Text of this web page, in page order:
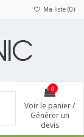
Ma liste (0)
0
Voir le panier /
Générer un
devis